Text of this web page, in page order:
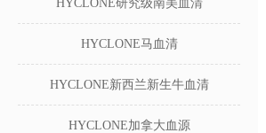
HYCLONE研究级南美血清
HYCLONE马血清
HYCLONE新西兰新生牛血清
HYCLONE加拿大血源